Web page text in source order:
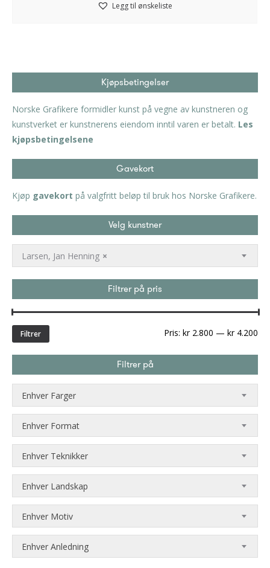
Legg til ønskeliste
Kjøpsbetingelser
Norske Grafikere formidler kunst på vegne av kunstneren og
kunstverket er kunstnerens eiendom inntil varen er betalt. Les
kjøpsbetingelsene
Gavekort
Kjøp gavekort på valgfritt beløp til bruk hos Norske Grafikere.
Velg kunstner
×
Larsen, Jan Henning
Filtrer på pris
Filtrer Pris: kr 2.800 — kr 4.200
Filtrer på
Enhver Farger
Enhver Format
Enhver Teknikker
Enhver Landskap
Enhver Motiv
Enhver Anledning